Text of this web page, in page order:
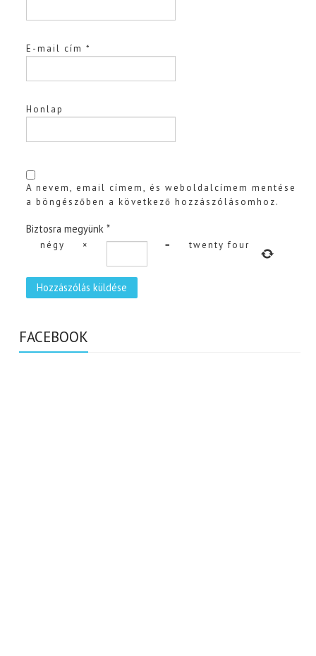
E-mail cím*
Honlap
A nevem, email címem, és weboldalcímem mentése
a böngészőben a következő hozzászólásomhoz.
Biztosra megyünk *
négy × = twenty four
FACEBOOK